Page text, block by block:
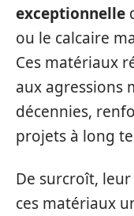
exceptionnelle
ou le calcaire
Ces matériaux
aux agressions
décennies,
projets à long
De surcroît, leur
ces matériaux